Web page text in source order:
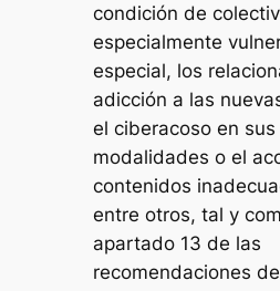
condición de
especialmente
especial, los
adicción a las
el ciberacoso en
modalidades o el
contenidos
entre otros, tal y
apartado 13 de las
recomendaciones